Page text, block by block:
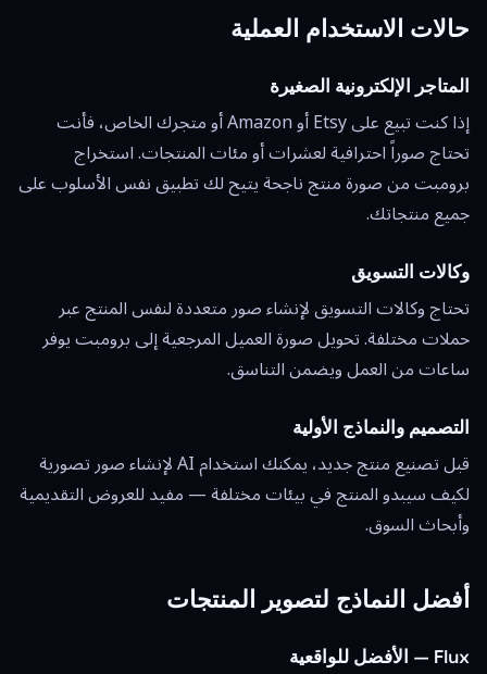
حالات الاستخدام العملية
المتاجر الإلكترونية الصغيرة
إذا كنت تبيع على Etsy أو Amazon أو متجرك الخاص، فأنت
تحتاج صوراً احترافية لعشرات أو مئات المنتجات. استخراج
برومبت من صورة منتج ناجحة يتيح لك تطبيق نفس الأسلوب على
جميع منتجاتك.
وكالات التسويق
تحتاج وكالات التسويق لإنشاء صور متعددة لنفس المنتج عبر
حملات مختلفة. تحويل صورة العميل المرجعية إلى برومبت يوفر
ساعات من العمل ويضمن التناسق.
التصميم والنماذج الأولية
قبل تصنيع منتج جديد، يمكنك استخدام AI لإنشاء صور تصورية
لكيف سيبدو المنتج في بيئات مختلفة — مفيد للعروض التقديمية
وأبحاث السوق.
أفضل النماذج لتصوير المنتجات
Flux — الأفضل للواقعية